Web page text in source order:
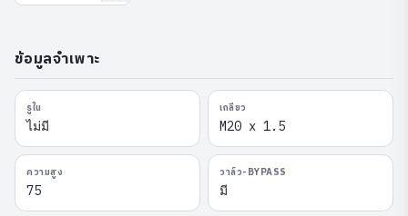
ข้อมูลจำเพาะ
รูใน
ไม่มี
เกลียว
M20 x 1.5
ความสูง
75
วาล์ว-BYPASS
มี